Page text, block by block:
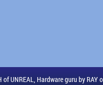
UNREAL, Hardware guru by RAY